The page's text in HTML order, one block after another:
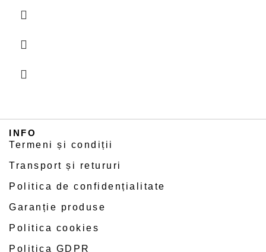
INFO
Termeni și condiții
Transport și retururi
Politica de confidențialitate
Garanție produse
Politica cookies
Politica GDPR